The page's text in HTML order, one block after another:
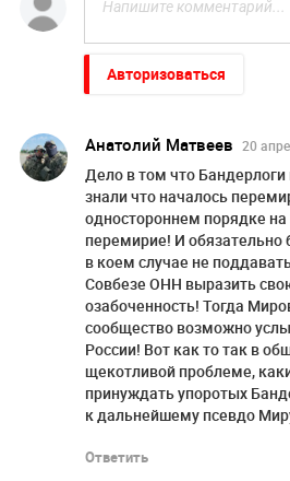
Авторизоваться
Анатолий Матвеев 20
Дело в том что Бандерлоги
знали что началось
одностороннем порядке на
перемирие! И обязательно
в коем случае не
Совбезе ОНН выразить
озабоченность! Тогда
сообщество возможно
России! Вот как то так в
щекотливой проблеме,
принуждать упоротых
к дальнейшему псевдо
Ответить